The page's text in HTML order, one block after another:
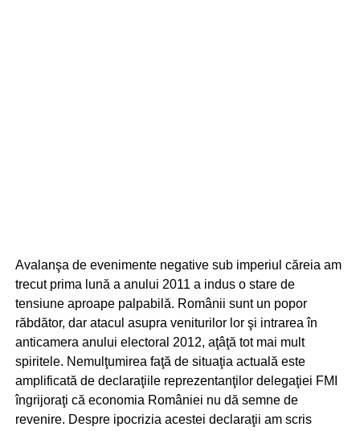
Avalanşa de evenimente negative sub imperiul căreia am
trecut prima lună a anului 2011 a indus o stare de
tensiune aproape palpabilă. Românii sunt un popor
răbdător, dar atacul asupra veniturilor lor şi intrarea în
anticamera anului electoral 2012, aţâţă tot mai mult
spiritele. Nemulţumirea faţă de situaţia actuală este
amplificată de declaraţiile reprezentanţilor delegaţiei FMI
îngrijoraţi că economia României nu dă semne de
revenire. Despre ipocrizia acestei declaraţii am scris